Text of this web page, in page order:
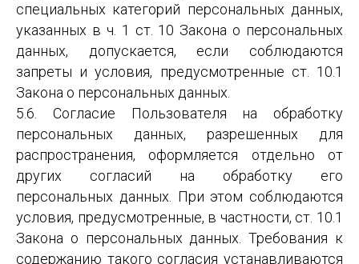
специальных категорий персональных данных,
указанных в ч. 1 ст. 10 Закона о персональных
данных, допускается, если соблюдаются
запреты и условия, предусмотренные ст. 10.1
Закона о персональных данных.
5.6. Согласие Пользователя на обработку
персональных данных, разрешенных для
распространения, оформляется отдельно от
других согласий на обработку его
персональных данных. При этом соблюдаются
условия, предусмотренные, в частности, ст. 10.1
Закона о персональных данных. Требования к
содержанию такого согласия устанавливаются